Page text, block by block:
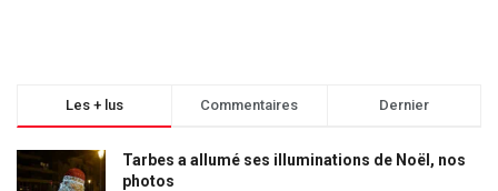
Les + lus Commentaires Dernier
Tarbes a allumé ses illuminations de Noël, nos
photos